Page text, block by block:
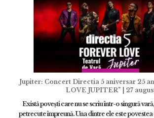
Jupiter: Concert Directia 5 aniversar 25
LOVE JUPITER” | 27
Există povești care nu se scriu într-o singură
petrecute împreună. Una dintre ele este